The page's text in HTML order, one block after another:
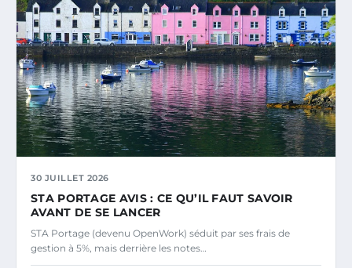
30 JUILLET 2026
STA PORTAGE AVIS : CE QU’IL FAUT SAVOIR
AVANT DE SE LANCER
STA Portage (devenu OpenWork) séduit par ses frais de
gestion à 5%, mais derrière les notes…